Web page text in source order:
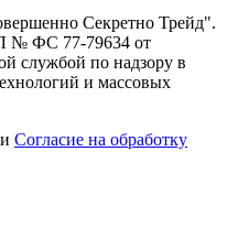
Секретно Трейд".
№ ФС 77-79634 от
службой по надзору в
и массовых
и Согласие на обработку